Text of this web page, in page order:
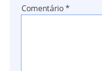
Comentário*